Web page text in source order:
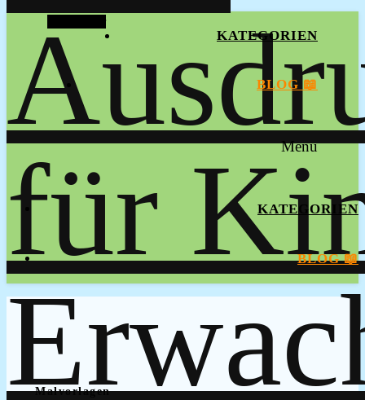
KATEGORIEN
BLOG 📖
Menu
KATEGORIEN
BLOG 📖
Malvorlagen